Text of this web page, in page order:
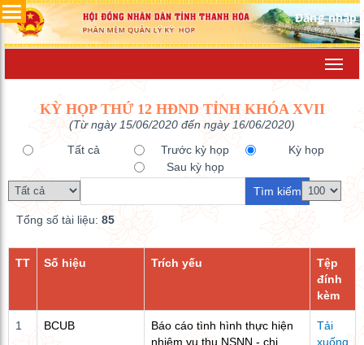
Đăng nhập
KỲ HỌP THỨ 12 HĐND TỈNH KHÓA XVII
(Từ ngày 15/06/2020 đến ngày 16/06/2020)
Tất cả
Trước kỳ họp
Kỳ họp
Sau kỳ họp
Tổng số tài liệu: 85
TT Số hiệu Trích yếu
Tệp
đính
kèm
1 BCUB
Báo cáo tình hình thực hiện
nhiệm vụ thu NSNN - chi
Tải
xuống